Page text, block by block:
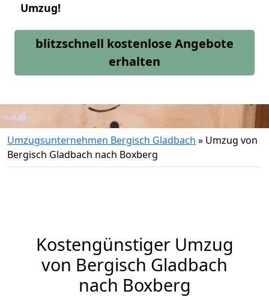
Umzug!
blitzschnell kostenlose Angebote
erhalten
Umzugsunternehmen Bergisch Gladbach » Umzug von
Bergisch Gladbach nach Boxberg
Kostengünstiger Umzug
von Bergisch Gladbach
nach Boxberg